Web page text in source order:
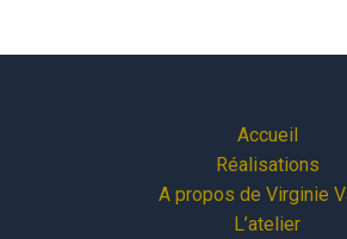
Accueil
Réalisations
A propos de Virginie
L’atelier